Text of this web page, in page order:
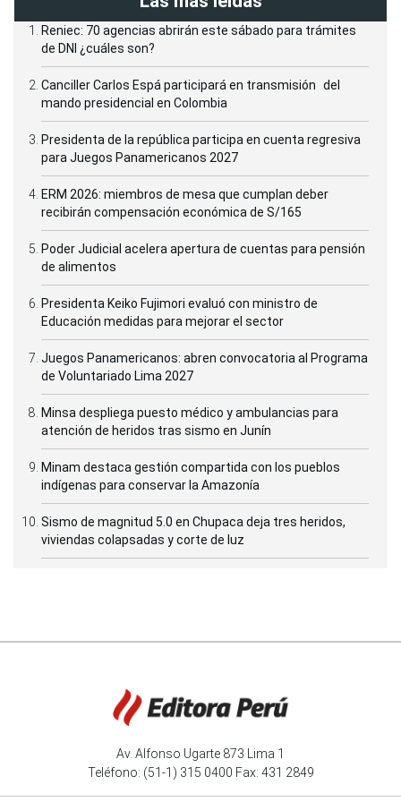
Reniec: 70 agencias abrirán este sábado para trámites
de DNI ¿cuáles son?
Canciller Carlos Espá participará en transmisión del
mando presidencial en Colombia
Presidenta de la república participa en cuenta regresiva
para Juegos Panamericanos 2027
ERM 2026: miembros de mesa que cumplan deber
recibirán compensación económica de S/165
Poder Judicial acelera apertura de cuentas para pensión
de alimentos
Presidenta Keiko Fujimori evaluó con ministro de
Educación medidas para mejorar el sector
Juegos Panamericanos: abren convocatoria al Programa
de Voluntariado Lima 2027
Minsa despliega puesto médico y ambulancias para
atención de heridos tras sismo en Junín
Minam destaca gestión compartida con los pueblos
indígenas para conservar la Amazonía
Sismo de magnitud 5.0 en Chupaca deja tres heridos,
viviendas colapsadas y corte de luz
Av. Alfonso Ugarte 873 Lima 1
Teléfono: (51-1) 315 0400 Fax: 431 2849